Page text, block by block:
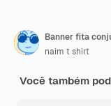
Banner fita
naim t shirt
Você também